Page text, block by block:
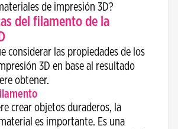
de impresión 3D?
del filamento de la
considerar las propiedades de los
3D en base al resultado
obtener.
crear objetos duraderos, la
es importante. Es una